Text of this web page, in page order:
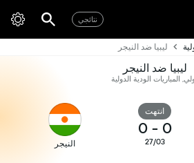
نتائجي
ليبيا ضد النيجر
ليبيا ضد النيجر
المباريات الودية الدولية
انتهت
0
-
0
27/03 النيجر